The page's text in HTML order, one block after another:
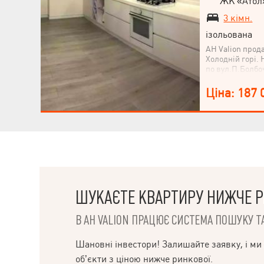
3 кімн.
ізольована
АН Valion
Холодній
по
та дитячий
магазини.
Ціна: 187
ШУКАЄТЕ КВАРТИРУ НИЖЧЕ
В АН VALION ПРАЦЮЄ СИСТЕМА ПОШУКУ
Шановні інвестори! Залишайте заявку, і
об’єкти з ціною нижче ринкової.
НАПИСАТИ